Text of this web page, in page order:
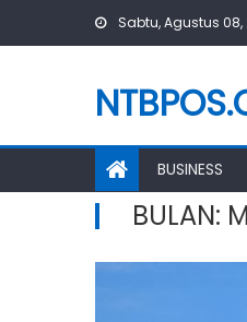
Sabtu, Agustus 08,
BUSINESS
BULAN: